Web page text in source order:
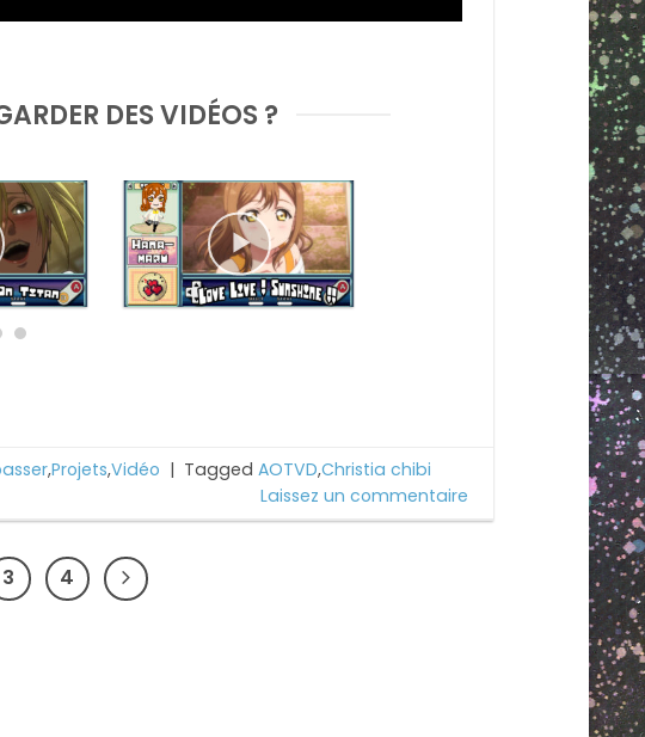
DES VIDÉOS ?
,Projets,Vidéo | Tagged AOTVD,Christia chibi
Laissez un commentaire
3 4